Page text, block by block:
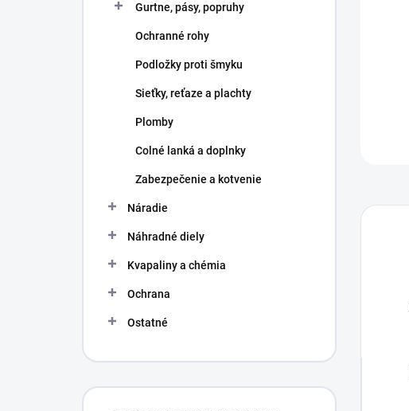
Gurtne, pásy, popruhy
Ochranné rohy
Podložky proti šmyku
Sieťky, reťaze a plachty
Plomby
Colné lanká a doplnky
Zabezpečenie a kotvenie
Náradie
Náhradné diely
Kvapaliny a chémia
Ochrana
Ostatné